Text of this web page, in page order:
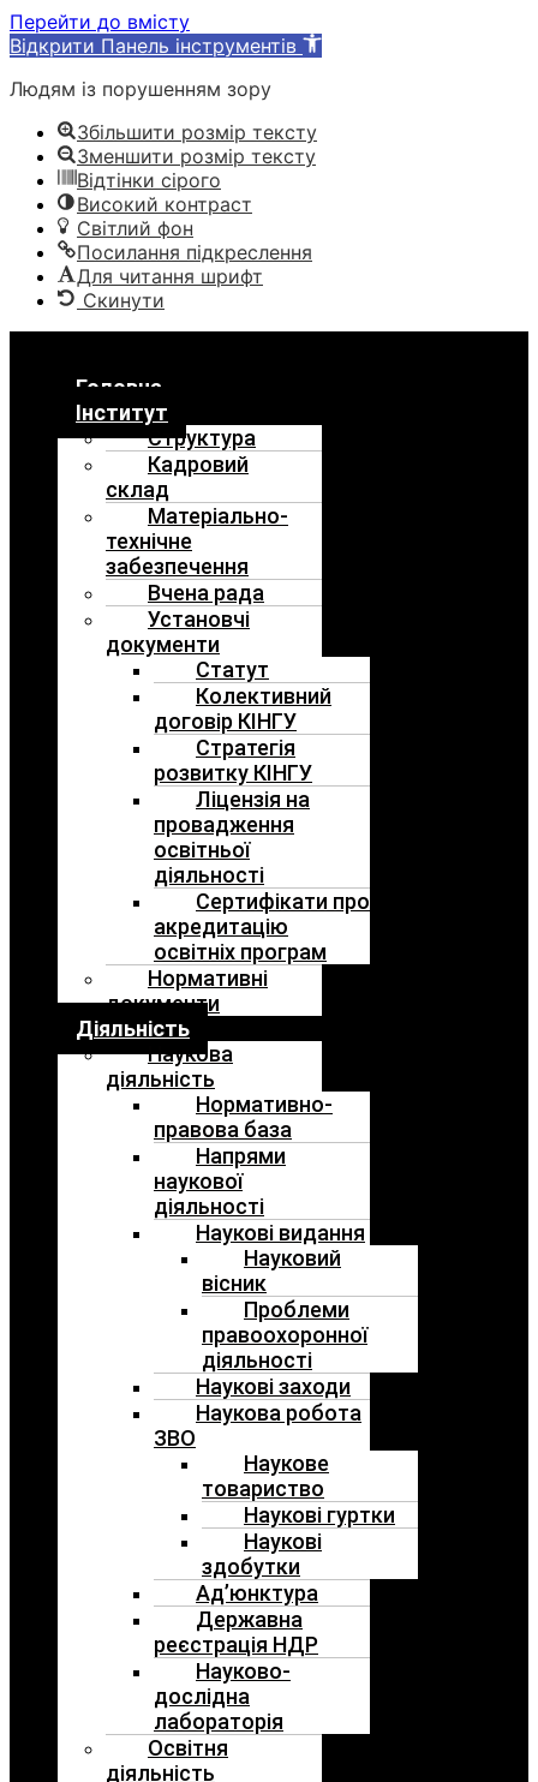
Перейти до вмісту
Відкрити Панель інструментів
Людям із порушенням зору
Збільшити розмір тексту
Зменшити розмір тексту
Відтінки сірого
Високий контраст
Світлий фон
Посилання підкреслення
Для читання шрифт
Скинути
Головна
Інститут
Структура
Кадровий
склад
Матеріально-
технічне
забезпечення
Вчена рада
Установчі
документи
Статут
Колективний
договір КІНГУ
Стратегія
розвитку КІНГУ
Ліцензія на
провадження
освітньої
діяльності
Сертифікати про
акредитацію
освітніх програм
Нормативні
документи
Діяльність
Наукова
діяльність
Нормативно-
правова база
Напрями
наукової
діяльності
Наукові видання
Науковий
вісник
Проблеми
правоохоронної
діяльності
Наукові заходи
Наукова робота
ЗВО
Наукове
товариство
Наукові гуртки
Наукові
здобутки
Ад’юнктура
Державна
реєстрація НДР
Науково-
дослідна
лабораторія
Освітня
діяльність